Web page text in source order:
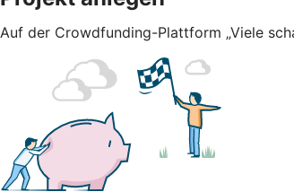
Auf der Crowdfunding-Plattform „Viele